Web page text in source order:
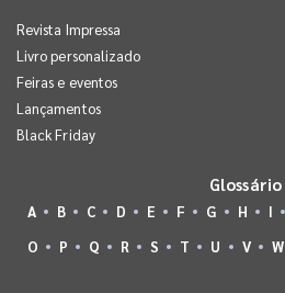
Revista Impressa
Livro personalizado
Feiras e eventos
Lançamentos
Black Friday
Glossário
A B C D E F G H I
O
P Q R S T U V W